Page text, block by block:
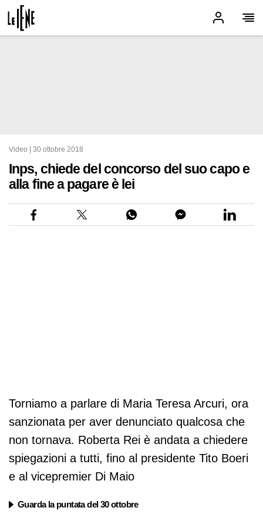
Video | 30 ottobre 2018
Inps, chiede del concorso del suo capo e
alla fine a pagare è lei
Torniamo a parlare di Maria Teresa Arcuri, ora
sanzionata per aver denunciato qualcosa che
non tornava. Roberta Rei è andata a chiedere
spiegazioni a tutti, fino al presidente Tito Boeri
e al vicepremier Di Maio
Guarda la puntata del 30 ottobre